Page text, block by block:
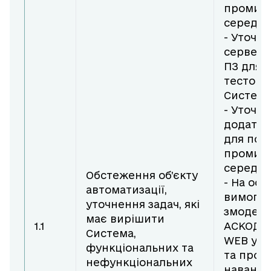
1.1
Обстеження об’єкту
автоматизації,
уточнення задач, які
має вирішити
Система,
функціональних та
нефункціональних
-
ПЗ для
-
для
- На
вимог
АСКОД
WEB у
та